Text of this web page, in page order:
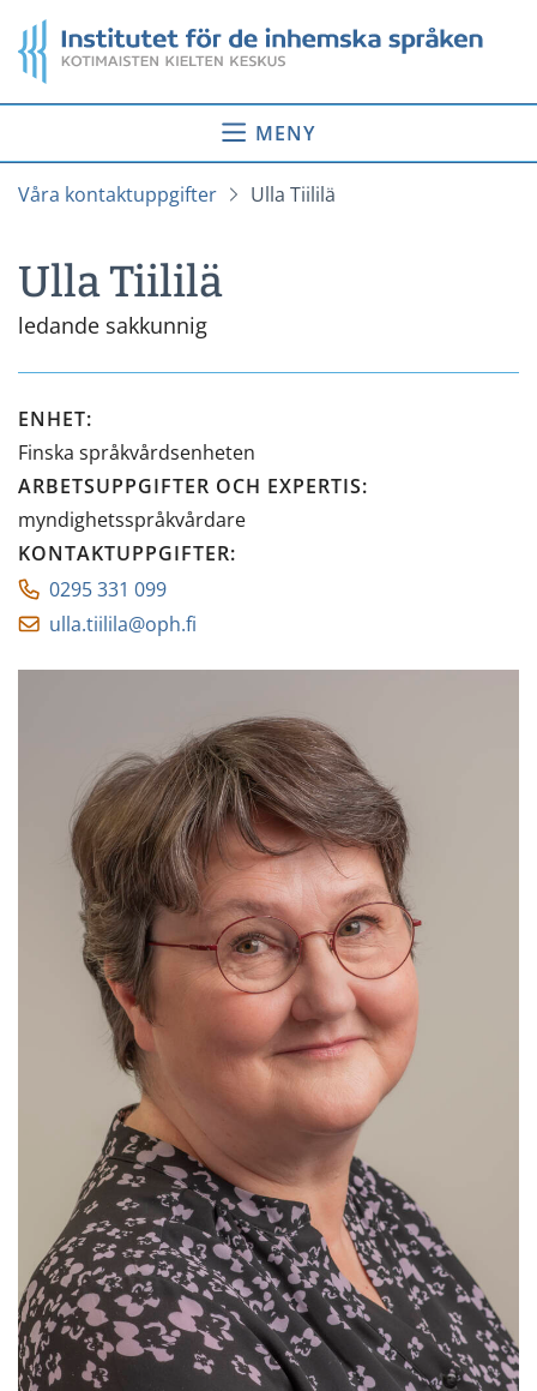
till
innehåll
Startsida
MENY
Våra kontaktuppgifter Ulla Tiililä
Ulla Tiililä
ledande sakkunnig
ENHET:
Finska språkvårdsenheten
ARBETSUPPGIFTER OCH EXPERTIS:
myndighetsspråkvårdare
KONTAKTUPPGIFTER:
0295 331 099
ulla.tiilila@oph.fi